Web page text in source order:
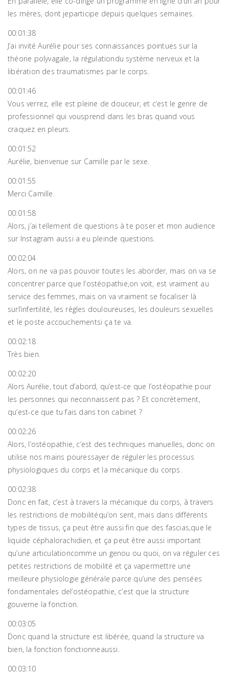
les mères, dont jeparticipe depuis quelques semaines.
00:01:38
J’ai invité Aurélie pour ses connaissances pointues sur la
théorie polyvagale, la régulationdu système nerveux et la
libération des traumatismes par le corps.
00:01:46
Vous verrez, elle est pleine de douceur, et c’est le genre de
professionnel qui vousprend dans les bras quand vous
craquez en pleurs.
00:01:52
Aurélie, bienvenue sur Camille par le sexe.
00:01:55
Merci Camille.
00:01:58
Alors, j’ai tellement de questions à te poser et mon audience
sur Instagram aussi a eu pleinde questions.
00:02:04
Alors, on ne va pas pouvoir toutes les aborder, mais on va se
concentrer parce que l’ostéopathie,on voit, est vraiment au
service des femmes, mais on va vraiment se focaliser là
surl’infertilité, les règles douloureuses, les douleurs sexuelles
et le poste accouchementsi ça te va.
00:02:18
Très bien.
00:02:20
Alors Aurélie, tout d’abord, qu’est-ce que l’ostéopathie pour
les personnes qui neconnaissent pas ? Et concrètement,
qu’est-ce que tu fais dans ton cabinet ?
00:02:26
Alors, l’ostéopathie, c’est des techniques manuelles, donc on
utilise nos mains pouressayer de réguler les processus
physiologiques du corps et la mécanique du corps.
00:02:38
Donc en fait, c’est à travers la mécanique du corps, à travers
les restrictions de mobilitéqu’on sent, mais dans différents
types de tissus, ça peut être aussi fin que des fascias,que le
liquide céphalorachidien, et ça peut être aussi important
qu’une articulationcomme un genou ou quoi, on va réguler ces
petites restrictions de mobilité et ça vapermettre une
meilleure physiologie générale parce qu’une des pensées
fondamentales del’ostéopathie, c’est que la structure
gouverne la fonction.
00:03:05
Donc quand la structure est libérée, quand la structure va
bien, la fonction fonctionneaussi.
00:03:10